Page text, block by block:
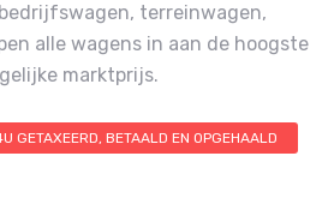
terreinwagen,
alle wagens in aan de hoogste
marktprijs.
GETAXEERD, BETAALD EN OPGEHAALD